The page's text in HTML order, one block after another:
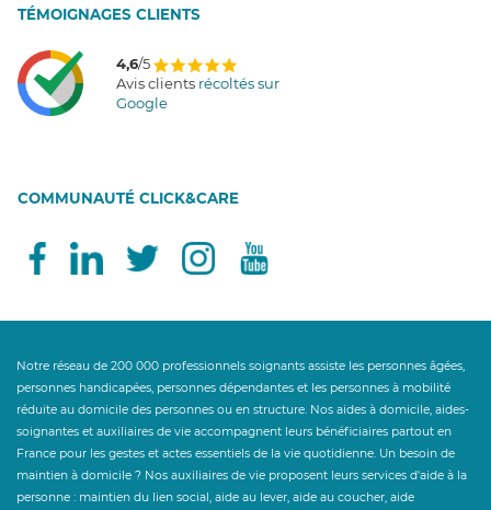
TÉMOIGNAGES CLIENTS
4,6/5
Avis clients récoltés sur
Google
COMMUNAUTÉ CLICK&CARE
Notre réseau de 200 000 professionnels soignants assiste les personnes âgées,
personnes handicapées, personnes dépendantes et les personnes à mobilité
réduite au domicile des personnes ou en structure. Nos aides à domicile, aides-
soignantes et auxiliaires de vie accompagnent leurs bénéficiaires partout en
France pour les gestes et actes essentiels de la vie quotidienne. Un besoin de
maintien à domicile ? Nos auxiliaires de vie proposent leurs services d'aide à la
personne : maintien du lien social, aide au lever, aide au coucher, aide